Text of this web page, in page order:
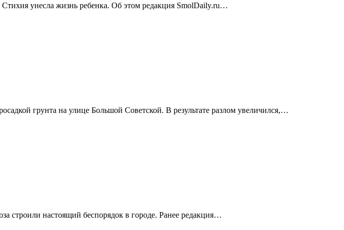
Стихия унесла жизнь ребенка. Об этом редакция SmolDaily.ru…
грунта на улице Большой Советской. В результате разлом увеличился,…
строили настоящий беспорядок в городе. Ранее редакция…